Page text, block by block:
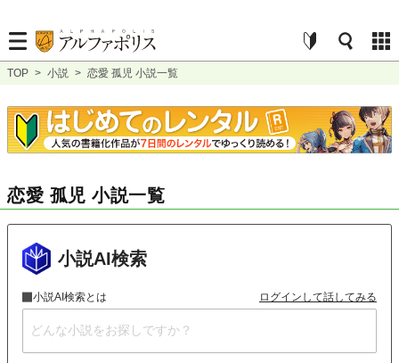
TOP > 小説 > 恋愛 孤児 小説一覧
恋愛 孤児 小説一覧
小説AI検索
小説AI検索とは ログインして話してみる